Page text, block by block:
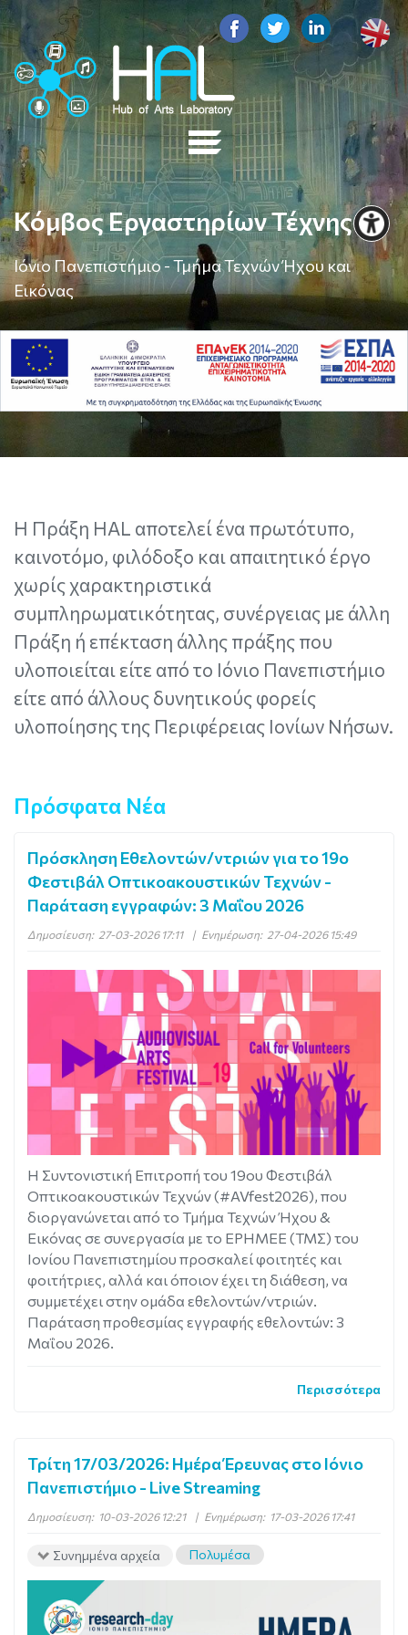
Κόμβος Εργαστηρίων Τέχνης
Ιόνιο Πανεπιστήμιο - Τμήμα Τεχνών Ήχου και
Εικόνας
Η Πράξη HAL αποτελεί ένα πρωτότυπο,
καινοτόμο, φιλόδοξο και απαιτητικό έργο
χωρίς χαρακτηριστικά
συμπληρωματικότητας, συνέργειας με άλλη
Πράξη ή επέκταση άλλης πράξης που
υλοποιείται είτε από το Ιόνιο Πανεπιστήμιο
είτε από άλλους δυνητικούς φορείς
υλοποίησης της Περιφέρειας Ιονίων Νήσων.
Πρόσφατα Νέα
Πρόσκληση Εθελοντών/ντριών για το 19ο
Φεστιβάλ Οπτικοακουστικών Τεχνών -
Παράταση εγγραφών: 3 Μαΐου 2026
Δημοσίευση: 27-03-2026 17:11 | Ενημέρωση: 27-04-2026 15:49
Η Συντονιστική Επιτροπή του 19ου Φεστιβάλ
Οπτικοακουστικών Τεχνών (#AVfest2026), που
διοργανώνεται από το Τμήμα Τεχνών Ήχου &
Εικόνας σε συνεργασία με το ΕΡΗΜΕΕ (ΤΜΣ) του
Ιονίου Πανεπιστημίου προσκαλεί φοιτητές και
φοιτήτριες, αλλά και όποιον έχει τη διάθεση, να
συμμετέχει στην ομάδα εθελοντών/ντριών.
Παράταση προθεσμίας εγγραφής εθελοντών: 3
Μαΐου 2026.
Περισσότερα
Τρίτη 17/03/2026: Ημέρα Έρευνας στο Ιόνιο
Πανεπιστήμιο - Live Streaming
Δημοσίευση: 10-03-2026 12:21 | Ενημέρωση: 17-03-2026 17:41
Συνημμένα αρχεία Πολυμέσα